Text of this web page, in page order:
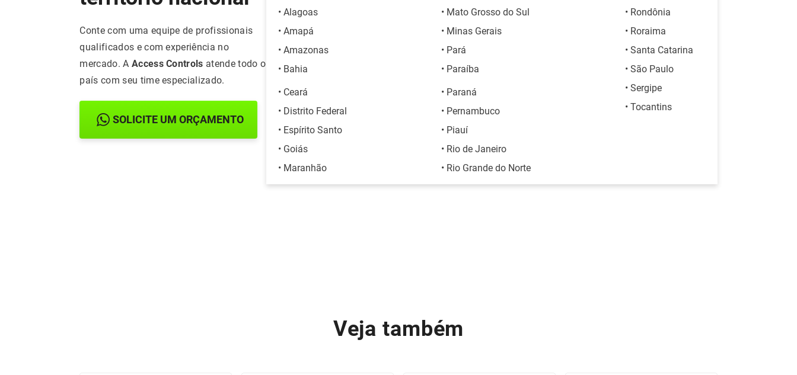
Conte com uma equipe de profissionais
qualificados e com experiência no
mercado. A Access Controls atende todo o
país com seu time especializado.
SOLICITE UM ORÇAMENTO
• Alagoas
• Amapá
• Amazonas
• Bahia
• Ceará
• Distrito Federal
• Espírito Santo
• Goiás
• Maranhão
• Mato Grosso do Sul
• Minas Gerais
• Pará
• Paraíba
• Paraná
• Pernambuco
• Piauí
• Rio de Janeiro
• Rio Grande do Norte
• Rondônia
• Roraima
• Santa Catarina
• São Paulo
• Sergipe
• Tocantins
Veja também